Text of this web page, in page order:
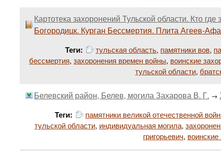
Картотека захоронений Тульской области. Кто
Богородицк. Курган Бессмертия. Плита Агеев-
Теги: тульская область, памятники вов,
бессмертия, захоронения времен войны, воинские
тульской области,
Белевский район, Белев, могила Захарова В. Г. →
Теги:
памятники великой отечественной
тульской области, индивидуальная могила,
григорьевич,